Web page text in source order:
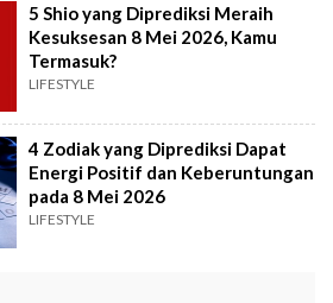
5 Shio yang Diprediksi Meraih
Kesuksesan 8 Mei 2026, Kamu
Termasuk?
LIFESTYLE
4 Zodiak yang Diprediksi Dapat
Energi Positif dan Keberuntungan
pada 8 Mei 2026
LIFESTYLE